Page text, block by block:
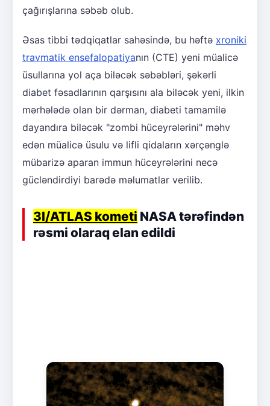
çağırışlarına səbəb olub.
Əsas tibbi tədqiqatlar sahəsində, bu həftə xroniki
travmatik ensefalopatiyanın (CTE) yeni müalicə
üsullarına yol aça biləcək səbəbləri, şəkərli
diabet fəsadlarının qarşısını ala biləcək yeni, ilkin
mərhələdə olan bir dərman, diabeti tamamilə
dayandıra biləcək "zombi hüceyrələrini" məhv
edən müalicə üsulu və lifli qidaların xərçənglə
mübarizə aparan immun hüceyrələrini necə
gücləndirdiyi barədə məlumatlar verilib.
3I/ATLAS kometi NASA tərəfindən
rəsmi olaraq elan edildi